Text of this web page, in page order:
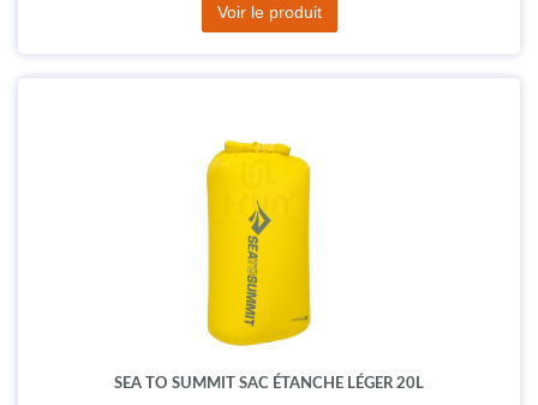
Voir le produit
SEA TO SUMMIT SAC ÉTANCHE LÉGER 20L